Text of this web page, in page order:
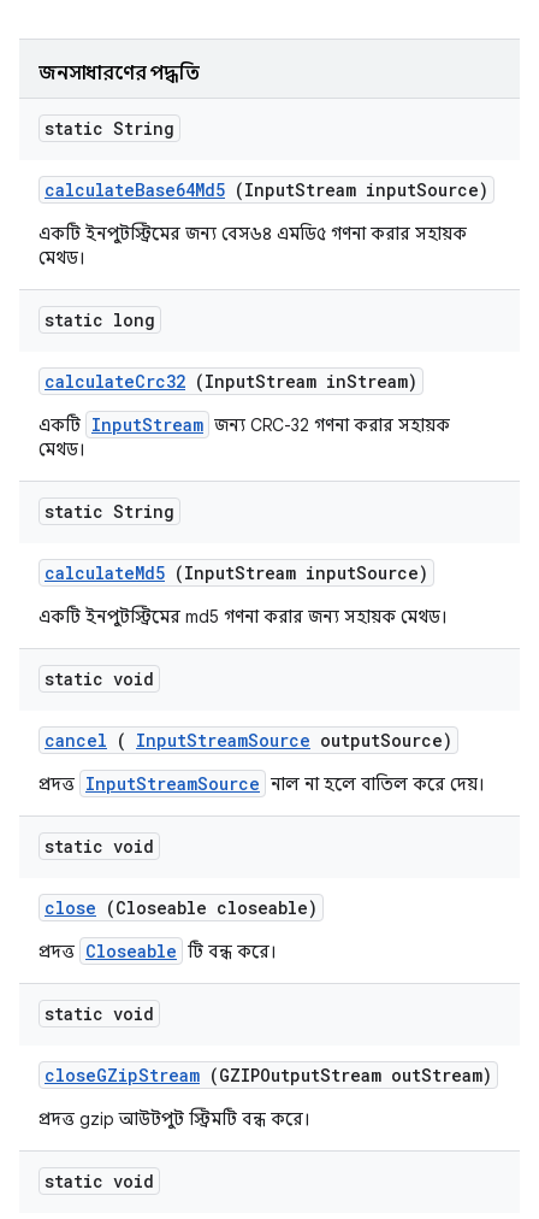
জনসাধারণের পদ্ধতি
static String
calculateBase64Md5 (InputStream inputSource)
একটি ইনপুটস্ট্রিমের জন্য বেস৬৪ এমডি৫ গণনা করার সহায়ক
মেথড।
static long
calculateCrc32 (InputStream inStream)
একটি InputStream জন্য CRC-32 গণনা করার সহায়ক
মেথড।
static String
calculateMd5 (InputStream inputSource)
একটি ইনপুটস্ট্রিমের md5 গণনা করার জন্য সহায়ক মেথড।
static void
cancel ( InputStreamSource outputSource)
প্রদত্ত InputStreamSource নাল না হলে বাতিল করে দেয়।
static void
close (Closeable closeable)
প্রদত্ত Closeable টি বন্ধ করে।
static void
closeGZipStream (GZIPOutputStream outStream)
প্রদত্ত gzip আউটপুট স্ট্রিমটি বন্ধ করে।
static void